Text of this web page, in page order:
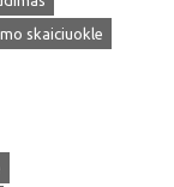
skaiciuokle